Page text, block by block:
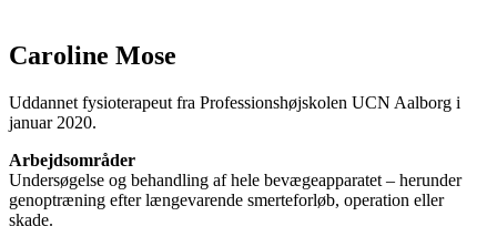
Caroline Mose
Uddannet fysioterapeut fra Professionshøjskolen UCN Aalborg i
januar 2020.
Arbejdsområder
Undersøgelse og behandling af hele bevægeapparatet – herunder
genoptræning efter længevarende smerteforløb, operation eller
skade.